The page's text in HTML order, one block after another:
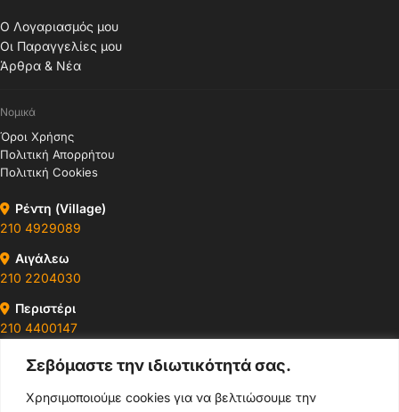
Σεβόμαστε την ιδιωτικότητά σας.
Χρησιμοποιούμε cookies για να βελτιώσουμε την
Ο Λογαριασμός μου
Οι Παραγγελίες μου
Άρθρα & Νέα
Νομικά
Όροι Χρήσης
Πολιτική Απορρήτου
Πολιτική Cookies
Ρέντη (Village)
210 4929089
Αιγάλεω
210 2204030
Περιστέρι
210 4400147
Ωράρια & Διευθύνσεις →